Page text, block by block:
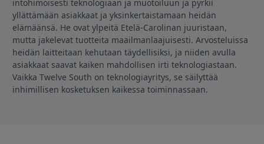
intohimoisesti teknologiaan ja muotoiluun ja pyrkii
yllättämään asiakkaat ja yksinkertaistamaan heidän
elämäänsä. He ovat ylpeitä Etelä-Carolinan juuristaan,
mutta jakelevat tuotteita maailmanlaajuisesti. Arvosteluissa
heidän laitteitaan kehutaan täydellisiksi, ja niiden avulla
asiakkaat saavat kaiken mahdollisen irti teknologiastaan.
Vaikka Twelve South on teknologiayritys, se säilyttää
inhimillisen kosketuksen kaikessa toiminnassaan.